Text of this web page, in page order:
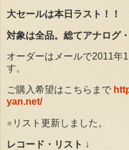
大セールは本日ラスト！！
対象は全品。総てアナログ
オーダーはメールで2011年
す。
ご購入希望はこちらまで
yan.net/
※リスト更新しました。
レコード・リスト ↓